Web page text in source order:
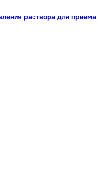
раствора для приема